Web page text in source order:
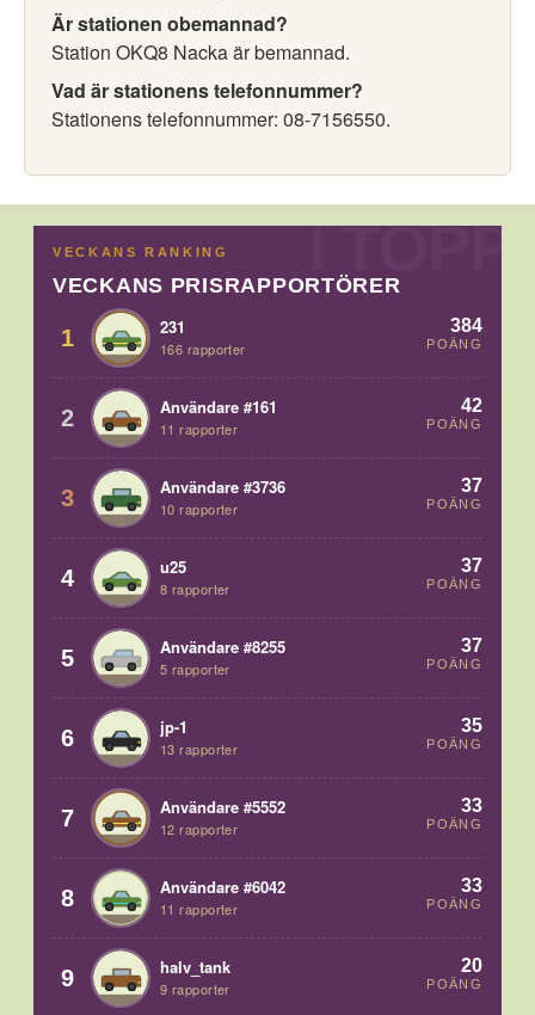
Är stationen obemannad?
Station OKQ8 Nacka är bemannad.
Vad är stationens telefonnummer?
Stationens telefonnummer: 08-7156550.
VECKANS RANKING
VECKANS PRISRAPPORTÖRER
1 231
166 rapporter
384
POÄNG
2 Användare #161
11 rapporter
42
POÄNG
3 Användare #3736
10 rapporter
37
POÄNG
4 u25
8 rapporter
37
POÄNG
5 Användare #8255
5 rapporter
37
POÄNG
6 jp-1
13 rapporter
35
POÄNG
7 Användare #5552
12 rapporter
33
POÄNG
8 Användare #6042
11 rapporter
33
POÄNG
9 halv_tank
9 rapporter
20
POÄNG